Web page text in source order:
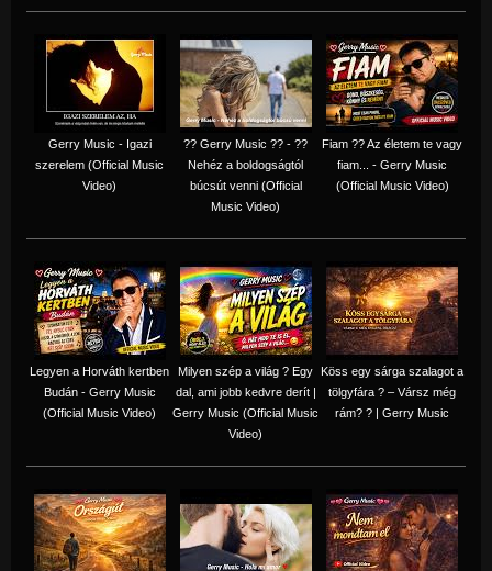
Gerry Music - Igazi
szerelem (Official Music
Video)
?? Gerry Music ?? - ??
Nehéz a boldogságtól
búcsút venni (Official
Music Video)
Fiam ?‍? Az életem te vagy
fiam... - Gerry Music
(Official Music Video)
Legyen a Horváth kertben
Budán - Gerry Music
(Official Music Video)
Milyen szép a világ ? Egy
dal, ami jobb kedvre derít |
Gerry Music (Official Music
Video)
Köss egy sárga szalagot a
tölgyfára ?️ – Vársz még
rám? ? | Gerry Music